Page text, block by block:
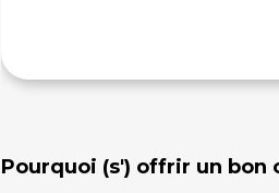
Pourquoi (s') offrir un bon